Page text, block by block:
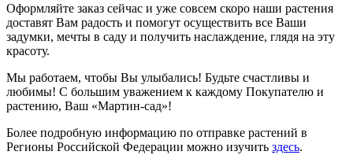
Оформляйте заказ сейчас и уже совсем скоро наши растения
доставят Вам радость и помогут осуществить все Ваши
задумки, мечты в саду и получить наслаждение, глядя на эту
красоту.
Мы работаем, чтобы Вы улыбались! Будьте счастливы и
любимы! С большим уважением к каждому Покупателю и
растению, Ваш «Мартин-сад»!
Более подробную информацию по отправке растений в
Регионы Российской Федерации можно изучить здесь.